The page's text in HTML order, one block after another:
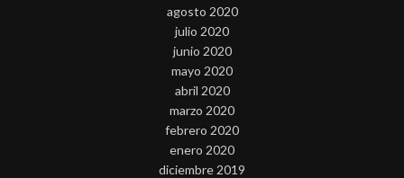
agosto 2020
julio 2020
junio 2020
mayo 2020
abril 2020
marzo 2020
febrero 2020
enero 2020
diciembre 2019